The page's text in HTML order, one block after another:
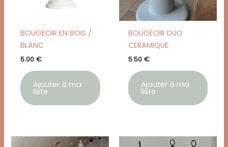
BOUGEOIR EN BOIS /
BLANC
5.00 €
Ajouter à ma
liste
BOUGEOIR DUO
CERAMIQUE
5.50 €
Ajouter à ma
liste